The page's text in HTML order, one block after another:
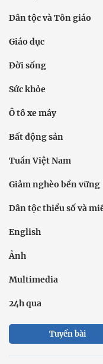
Dân tộc và Tôn giáo
Giáo dục
Đời sống
Sức khỏe
Ô tô xe máy
Bất động sản
Tuần Việt Nam
Giảm nghèo bền vững
Dân tộc thiểu số và
English
Ảnh
Multimedia
24h qua
Tuyến bài